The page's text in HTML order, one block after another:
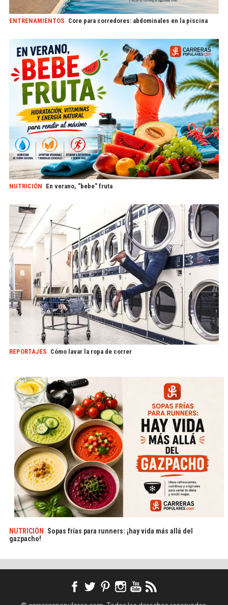
ENTRENAMIENTOS Core para corredores: abdominales en la piscina
NUTRICIÓN En verano, "bebe" fruta
REPORTAJES Cómo lavar la ropa de correr
NUTRICIÓN
Sopas frías para runners: ¡hay vida más allá del
gazpacho!